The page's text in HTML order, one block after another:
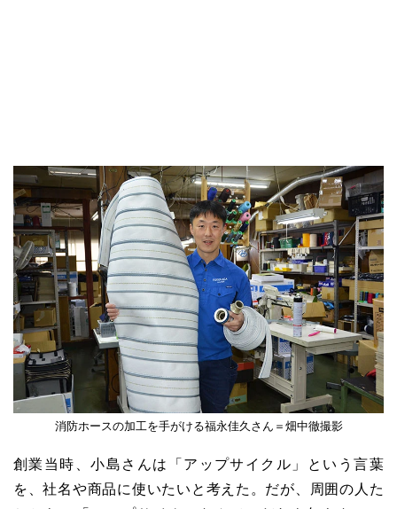
消防ホースの加工を手がける福永佳久さん＝畑中徹撮影
創業当時、小島さんは「アップサイクル」という言葉
を、社名や商品に使いたいと考えた。だが、周囲の人た